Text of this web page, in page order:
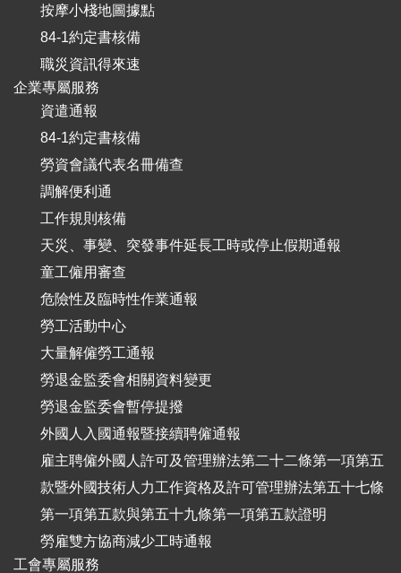
按摩小棧地圖據點
84-1約定書核備
職災資訊得來速
企業專屬服務
資遣通報
84-1約定書核備
勞資會議代表名冊備查
調解便利通
工作規則核備
天災、事變、突發事件延長工時或停止假期通報
童工僱用審查
危險性及臨時性作業通報
勞工活動中心
大量解僱勞工通報
勞退金監委會相關資料變更
勞退金監委會暫停提撥
外國人入國通報暨接續聘僱通報
雇主聘僱外國人許可及管理辦法第二十二條第一項第五
款暨外國技術人力工作資格及許可管理辦法第五十七條
第一項第五款與第五十九條第一項第五款證明
勞雇雙方協商減少工時通報
工會專屬服務